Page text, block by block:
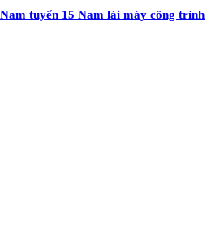
tuyển 15 Nam lái máy công trình